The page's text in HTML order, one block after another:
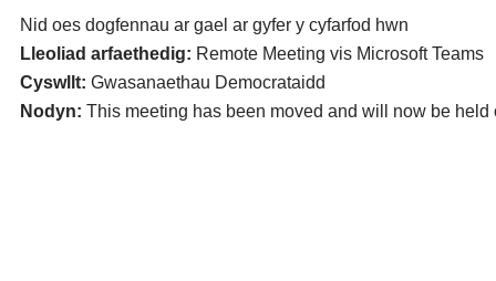
Nid oes dogfennau ar gael ar gyfer y cyfarfod hwn
Lleoliad arfaethedig: Remote Meeting vis Microsoft Teams
Cyswllt: Gwasanaethau Democrataidd
Nodyn: This meeting has been moved and will now be